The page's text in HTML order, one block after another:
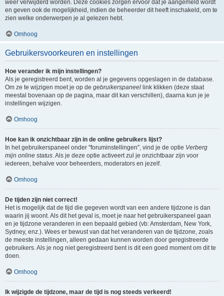
weer verwijderd worden. Deze cookies zorgen ervoor dat je aangemeld wordt
en geven ook de mogelijkheid, indien de beheerder dit heeft inschakeld, om te
zien welke onderwerpen je al gelezen hebt.
Omhoog
Gebruikersvoorkeuren en instellingen
Hoe verander ik mijn instellingen?
Als je geregistreerd bent, worden al je gegevens opgeslagen in de database.
Om ze te wijzigen moet je op de gebruikerspaneel link klikken (deze staat
meestal bovenaan op de pagina, maar dit kan verschillen), daarna kun je je
instellingen wijzigen.
Omhoog
Hoe kan ik onzichtbaar zijn in de online gebruikers lijst?
In het gebruikerspaneel onder "foruminstellingen", vind je de optie Verberg
mijn online status. Als je deze optie activeert zul je onzichtbaar zijn voor
iedereen, behalve voor beheerders, moderators en jezelf.
Omhoog
De tijden zijn niet correct!
Het is mogelijk dat de tijd die gegeven wordt van een andere tijdzone is dan
waarin jij woont. Als dit het geval is, moet je naar het gebruikerspaneel gaan
en je tijdzone veranderen in een bepaald gebied (vb: Amsterdam, New York,
Sydney, enz.). Wees er bewust van dat het veranderen van de tijdzone, zoals
de meeste instellingen, alleen gedaan kunnen worden door geregistreerde
gebruikers. Als je nog niet geregistreerd bent is dit een goed moment om dit te
doen.
Omhoog
Ik wijzigde de tijdzone, maar de tijd is nog steeds verkeerd!